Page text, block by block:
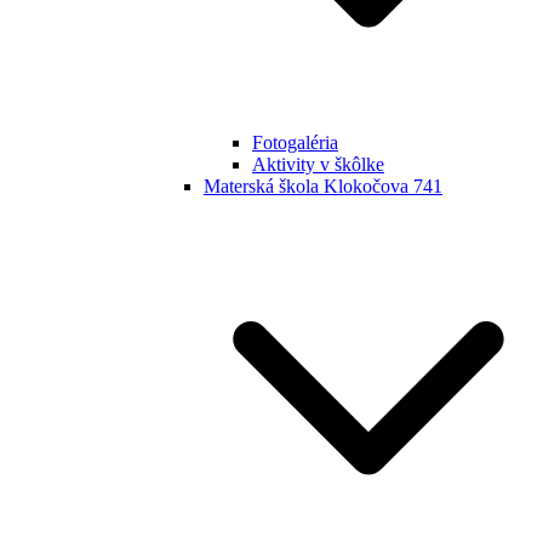
Fotogaléria
Aktivity v škôlke
Materská škola Klokočova 741